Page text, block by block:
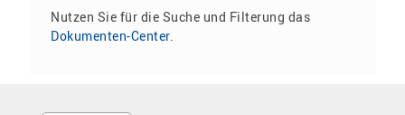
Nutzen Sie für die Suche und Filterung das
Dokumenten-Center.